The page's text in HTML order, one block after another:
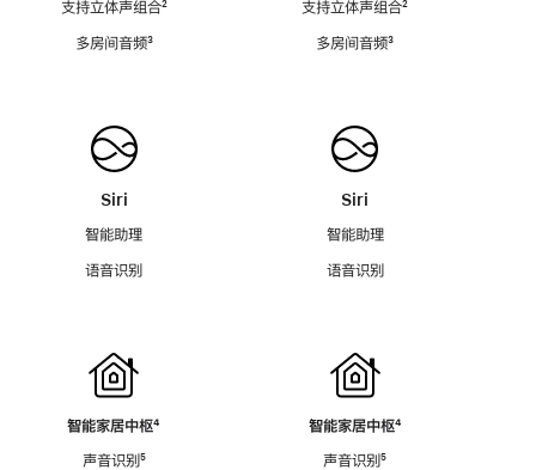
支持立体声组合脚
²
多房间音频脚
³
Siri
智能助理
语音识别
智能家居中枢脚
⁴
声音识别脚
⁵
支持立体声组合脚
²
多房间音频脚
³
Siri
智能助理
语音识别
智能家居中枢脚
⁴
声音识别脚
⁵